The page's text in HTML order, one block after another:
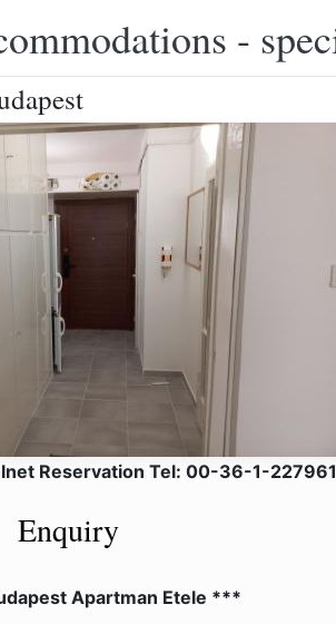
-
Reservation Tel: 00-36-1-
Enquiry
Apartman Etele ***